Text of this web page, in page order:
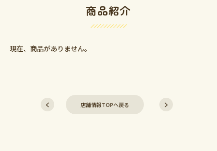
商品紹介
現在、商品がありません。
店舗情報TOPへ戻る